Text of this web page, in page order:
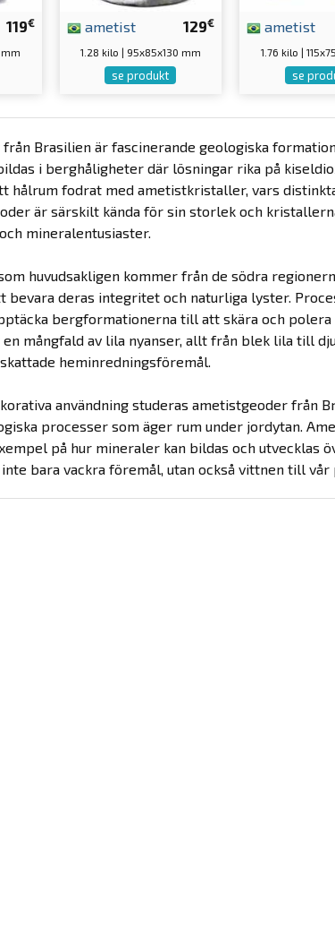
119€
mm
129€
ametist
1.28 kilo | 95x85x130 mm
se produkt
ametist
1.76 kilo |
se
Brasilien är fascinerande geologiska
i berghåligheter där lösningar rika på
hålrum fodrat med ametistkristaller, vars
är särskilt kända för sin storlek och
mineralentusiaster.
huvudsakligen kommer från de södra
bevara deras integritet och naturliga lyster.
bergformationerna till att skära och
mångfald av lila nyanser, allt från blek lila till
heminredningsföremål.
användning studeras ametistgeoder från
processer som äger rum under jordytan.
på hur mineraler kan bildas och
bara vackra föremål, utan också vittnen till